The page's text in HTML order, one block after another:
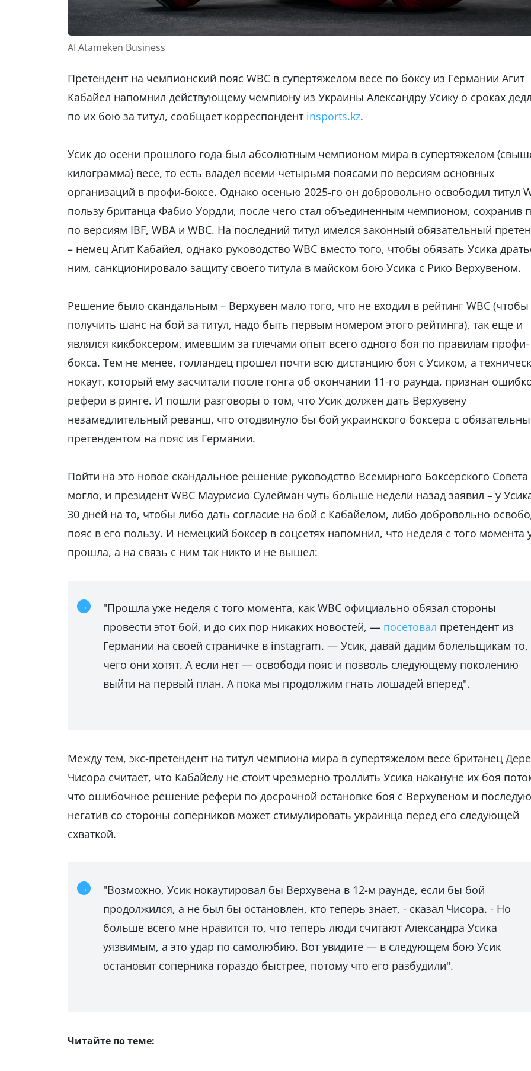
AI Atameken Business
Претендент на чемпионский пояс WBC в супертяжелом весе по боксу из Германии Агит
Кабайел напомнил действующему чемпиону из Украины Александру Усику о сроках
по их бою за титул, сообщает корреспондент insports.kz.
Усик до осени прошлого года был абсолютным чемпионом мира в супертяжелом
килограмма) весе, то есть владел всеми четырьмя поясами по версиям основных
организаций в профи-боксе. Однако осенью 2025-го он добровольно освободил титул
пользу британца Фабио Уордли, после чего стал объединенным чемпионом, сохранив
по версиям IBF, WBA и WBC. На последний титул имелся законный обязательный
– немец Агит Кабайел, однако руководство WBC вместо того, чтобы обязать Усика
ним, санкционировало защиту своего титула в майском бою Усика с Рико Верхувеном.
Решение было скандальным – Верхувен мало того, что не входил в рейтинг WBC (чтобы
получить шанс на бой за титул, надо быть первым номером этого рейтинга), так еще и
являлся кикбоксером, имевшим за плечами опыт всего одного боя по правилам профи-
бокса. Тем не менее, голландец прошел почти всю дистанцию боя с Усиком, а
нокаут, который ему засчитали после гонга об окончании 11-го раунда, признан
рефери в ринге. И пошли разговоры о том, что Усик должен дать Верхувену
незамедлительный реванш, что отодвинуло бы бой украинского боксера с
претендентом на пояс из Германии.
Пойти на это новое скандальное решение руководство Всемирного Боксерского Совета
могло, и президент WBC Маурисио Сулейман чуть больше недели назад заявил – у
30 дней на то, чтобы либо дать согласие на бой с Кабайелом, либо добровольно
пояс в его пользу. И немецкий боксер в соцсетях напомнил, что неделя с того момента
прошла, а на связь с ним так никто и не вышел:
"Прошла уже неделя с того момента, как WBC официально обязал стороны
провести этот бой, и до сих пор никаких новостей, — посетовал претендент из
Германии на своей страничке в instagram. — Усик, давай дадим болельщикам то,
чего они хотят. А если нет — освободи пояс и позволь следующему поколению
выйти на первый план. А пока мы продолжим гнать лошадей вперед".
Между тем, экс-претендент на титул чемпиона мира в супертяжелом весе британец
Чисора считает, что Кабайелу не стоит чрезмерно троллить Усика накануне их боя
что ошибочное решение рефери по досрочной остановке боя с Верхувеном и
негатив со стороны соперников может стимулировать украинца перед его следующей
схваткой.
"Возможно, Усик нокаутировал бы Верхувена в 12-м раунде, если бы бой
продолжился, а не был бы остановлен, кто теперь знает, - сказал Чисора. - Но
больше всего мне нравится то, что теперь люди считают Александра Усика
уязвимым, а это удар по самолюбию. Вот увидите — в следующем бою Усик
остановит соперника гораздо быстрее, потому что его разбудили".
Читайте по теме: